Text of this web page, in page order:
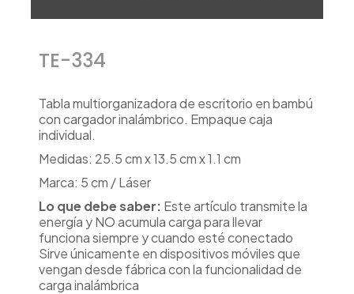
TE-334
Tabla multiorganizadora de escritorio en bambú
con cargador inalámbrico. Empaque caja
individual.
Medidas: 25.5 cm x 13.5 cm x 1.1 cm
Marca: 5 cm / Láser
Lo que debe saber: Este artículo transmite la
energía y NO acumula carga para llevar
funciona siempre y cuando esté conectado
Sirve únicamente en dispositivos móviles que
vengan desde fábrica con la funcionalidad de
carga inalámbrica